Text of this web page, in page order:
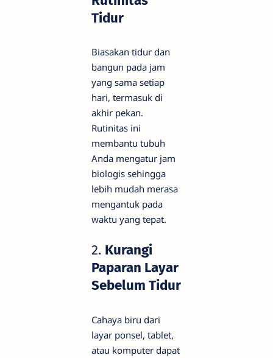
Tidur
Biasakan tidur dan
bangun pada jam
yang sama setiap
hari, termasuk di
akhir pekan.
Rutinitas ini
membantu tubuh
Anda mengatur jam
biologis sehingga
lebih mudah merasa
mengantuk pada
waktu yang tepat.
2. Kurangi
Paparan Layar
Sebelum Tidur
Cahaya biru dari
layar ponsel, tablet,
atau komputer dapat